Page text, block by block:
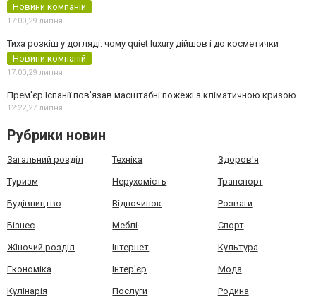
Новини компаній
17:00,29 липня
Тиха розкіш у догляді: чому quiet luxury дійшов і до косметички
Новини компаній
17:00,29 липня
Прем'єр Іспанії пов'язав масштабні пожежі з кліматичною кризою
12:22,27 липня
Рубрики новин
Загальний розділ Техніка Здоров'я
Туризм Нерухомість Транспорт
Будівництво Відпочинок Розваги
Бізнес Меблі Спорт
Жіночий розділ Інтернет Культура
Економіка Інтер'єр Мода
Кулінарія Послуги Родина